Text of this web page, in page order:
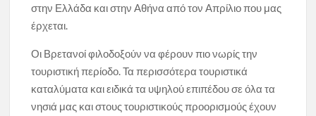
στην Ελλάδα και στην Αθήνα από τον Απρίλιο που μας
έρχεται.
Οι Βρετανοί φιλοδοξούν να φέρουν πιο νωρίς την
τουριστική περίοδο. Τα περισσότερα τουριστικά
καταλύματα και ειδικά τα υψηλού επιπέδου σε όλα τα
νησιά μας και στους τουριστικούς προορισμούς έχουν